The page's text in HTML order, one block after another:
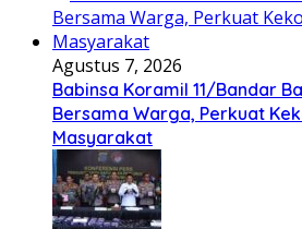
Agustus 7, 2026
Babinsa Koramil 11/Bandar
Bersama Warga, Perkuat
Masyarakat